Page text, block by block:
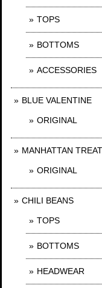
TOPS
BOTTOMS
ACCESSORIES
BLUE VALENTINE
ORIGINAL
MANHATTAN
ORIGINAL
CHILI BEANS
TOPS
BOTTOMS
HEADWEAR